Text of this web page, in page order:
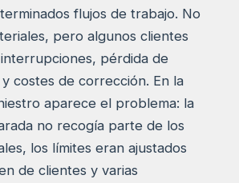
flujos de trabajo. No
pero algunos clientes
pérdida de
costes de corrección. En la
aparece el problema: la
no recogía parte de los
los límites eran ajustados
de clientes y varias